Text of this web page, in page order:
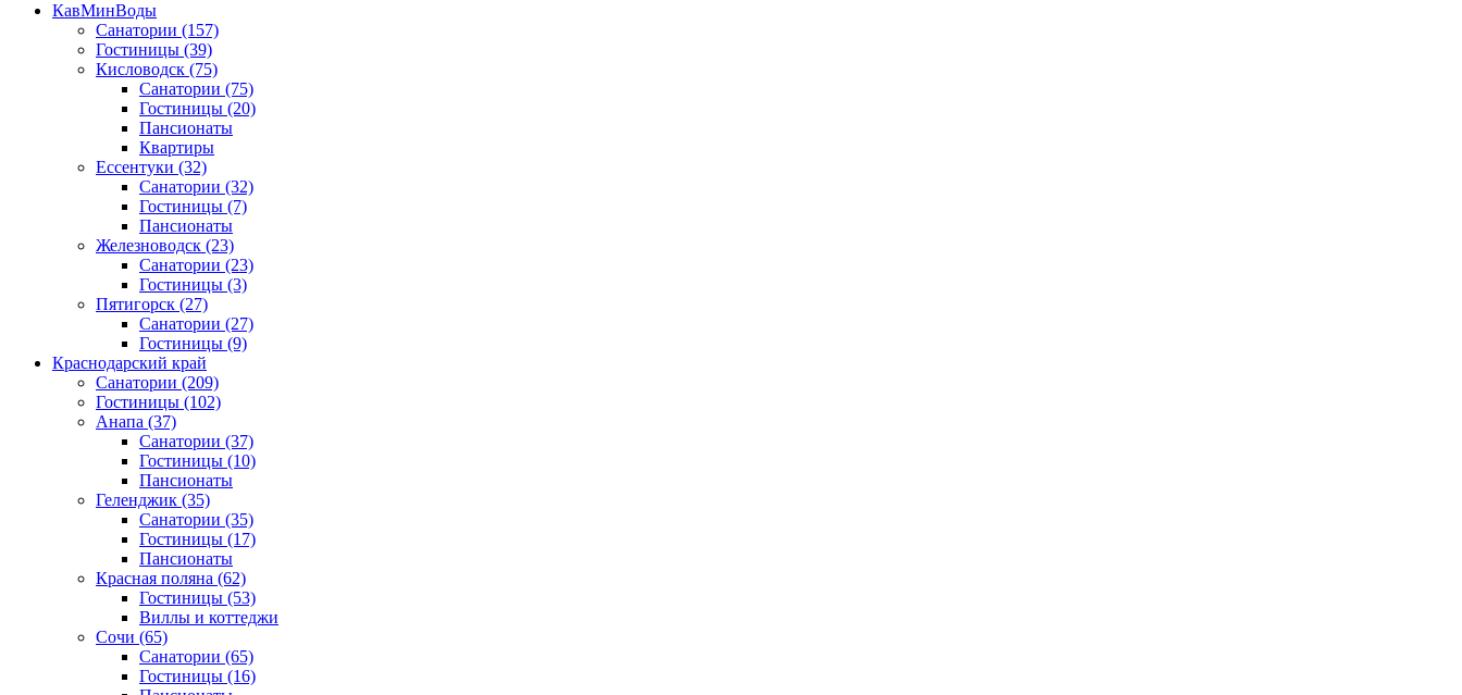
КавМинВоды
Санатории (157)
Гостиницы (39)
Кисловодск (75)
Санатории (75)
Гостиницы (20)
Пансионаты
Квартиры
Ессентуки (32)
Санатории (32)
Гостиницы (7)
Пансионаты
Железноводск (23)
Санатории (23)
Гостиницы (3)
Пятигорск (27)
Санатории (27)
Гостиницы (9)
Краснодарский край
Санатории (209)
Гостиницы (102)
Анапа (37)
Санатории (37)
Гостиницы (10)
Пансионаты
Геленджик (35)
Санатории (35)
Гостиницы (17)
Пансионаты
Красная поляна (62)
Гостиницы (53)
Виллы и коттеджи
Сочи (65)
Санатории (65)
Гостиницы (16)